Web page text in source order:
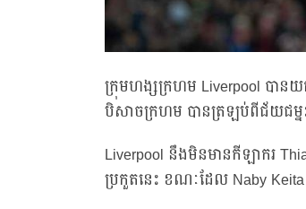
ក្រុមហង្សក្រហម Liverpool បាន
បិសាចក្រហម បានត្រឡប់ពីជ័យជម្ន
Liverpool នឹងមិនមានកីឡាករ
ប្រកួតនេះ ខណៈដែល Naby Keita